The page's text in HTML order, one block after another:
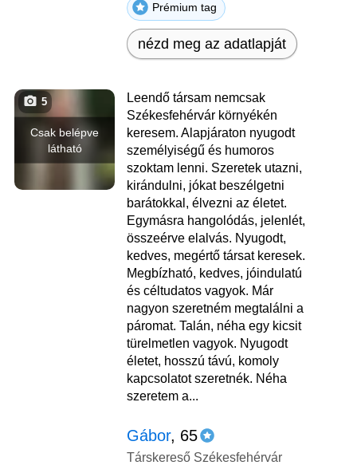
Prémium tag
nézd meg az adatlapját
Csak belépve
látható
5
Leendő társam nemcsak
Székesfehérvár környékén
keresem. Alapjáraton nyugodt
személyiségű és humoros
szoktam lenni. Szeretek utazni,
kirándulni, jókat beszélgetni
barátokkal, élvezni az életet.
Egymásra hangolódás, jelenlét,
összeérve elalvás. Nyugodt,
kedves, megértő társat keresek.
Megbízható, kedves, jóindulatú
és céltudatos vagyok. Már
nagyon szeretném megtalálni a
páromat. Talán, néha egy kicsit
türelmetlen vagyok. Nyugodt
életet, hosszú távú, komoly
kapcsolatot szeretnék. Néha
szeretem a...
Gábor, 65
Társkereső Székesfehérvár